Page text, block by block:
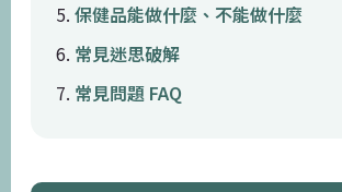
保健品能做什麼、不能做什麼
常見迷思破解
常見問題 FAQ